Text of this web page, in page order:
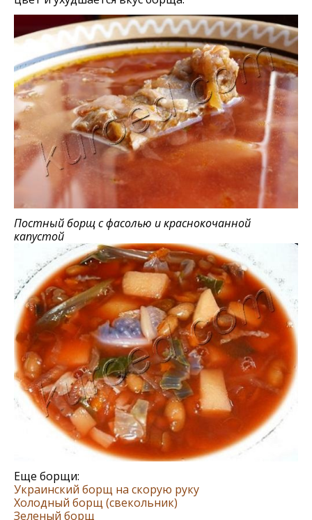
Постный борщ с фасолью и краснокочанной
капустой
Еще борщи:
Украинский борщ на скорую руку
Холодный борщ (свекольник)
Зеленый борщ